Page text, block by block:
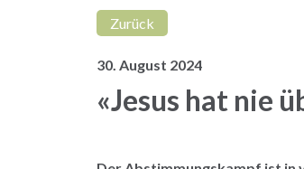
Zurück
30. August 2024
«Jesus hat nie